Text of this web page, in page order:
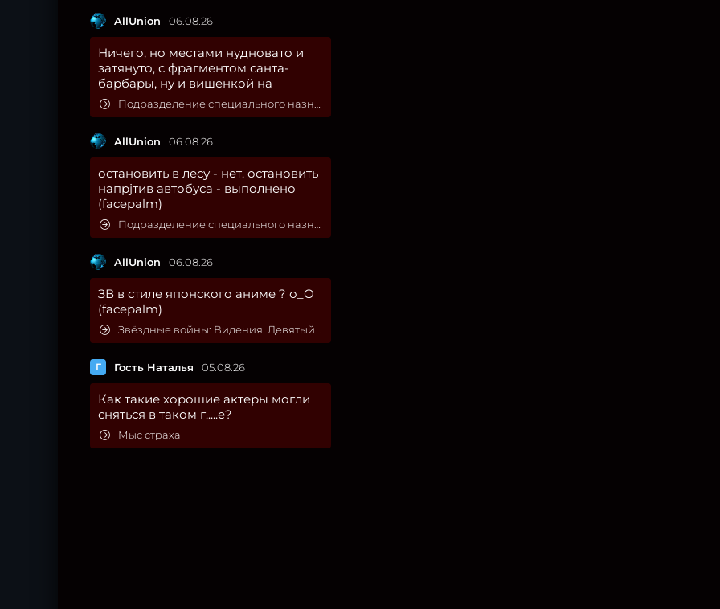
AllUnion 06.08.26
Ничего, но местами нудновато и
затянуто, с фрагментом санта-
барбары, ну и вишенкой на
Подразделение специального назначения
AllUnion 06.08.26
остановить в лесу - нет. остановить
напрjтив автобуса - выполнено
(facepalm)
Подразделение специального назначения
AllUnion 06.08.26
ЗВ в стиле японского аниме ? о_О
(facepalm)
Звёздные войны: Видения. Девятый джедай
Г Гость Наталья 05.08.26
Как такие хорошие актеры могли
сняться в таком г.....е?
Мыс страха